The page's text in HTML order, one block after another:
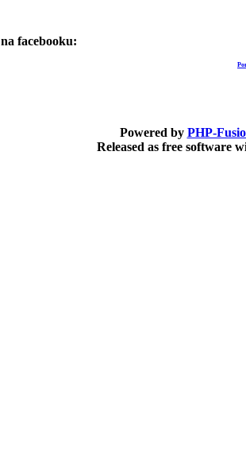
facebooku:
Powered by PHP-
Released as free software